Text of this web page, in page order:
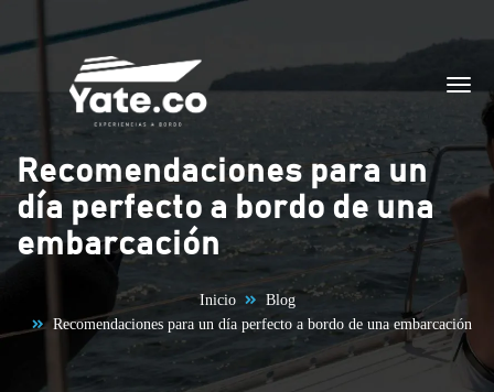
Saltar al contenido
Recomendaciones para un
día perfecto a bordo de una
embarcación
Inicio
Blog
Recomendaciones para un día perfecto a bordo de una embarcación